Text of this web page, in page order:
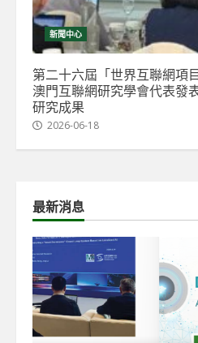
新聞中心
第二十六屆「世界互聯網項
澳門互聯網研究學會代表發
研究成果
2026-06-18
最新消息